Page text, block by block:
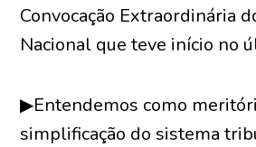
Convocação Extraordinária
Nacional que teve início no
▶Entendemos como
simplificação do sistema